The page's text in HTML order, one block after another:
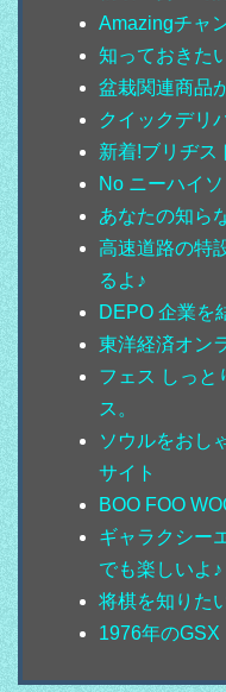
Amazingチャ
知っておきた
盆栽関連商品
クイックデリ
新着!ブリヂス
No ニーハイ
あなたの知ら
高速道路の特
るよ♪
DEPO 企業を
東洋経済オン
フェス しっと
ス。
ソウルをおし
サイト
BOO FOO
ギャラクシー
でも楽しいよ♪
将棋を知りた
1976年のGSX